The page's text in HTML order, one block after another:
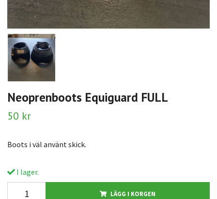
Neoprenboots Equiguard FULL
50 kr
Boots i väl använt skick.
I lager.
LÄGG I KORGEN